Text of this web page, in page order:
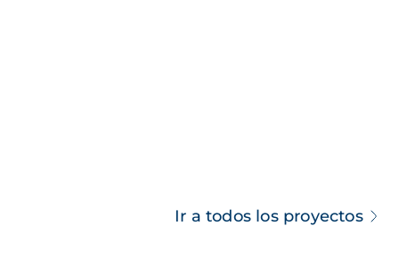
Ir a todos los proyectos